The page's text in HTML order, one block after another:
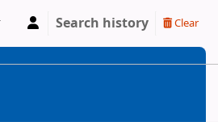
Search history Clear